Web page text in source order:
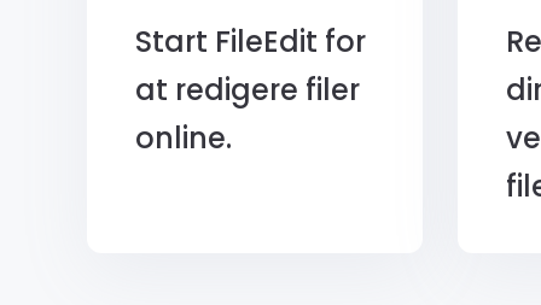
Start FileEdit for
at redigere filer
online.